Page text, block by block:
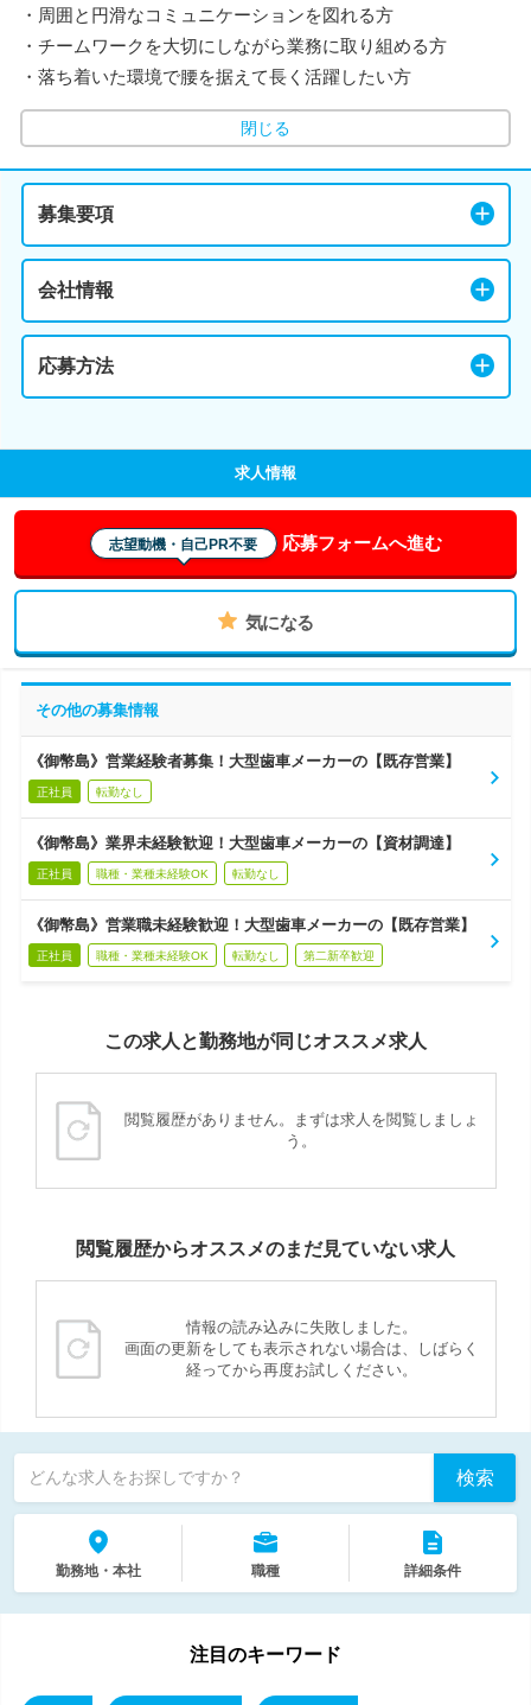
・周囲と円滑なコミュニケーションを図れる方
・チームワークを大切にしながら業務に取り組める方
・落ち着いた環境で腰を据えて長く活躍したい方
閉じる
募集要項
会社情報
応募方法
求人情報
志望動機・自己PR不要 応募フォームへ進む
気になる
その他の募集情報
《御幣島》営業経験者募集！大型歯車メーカーの【既存営業】
正社員 転勤なし
《御幣島》業界未経験歓迎！大型歯車メーカーの【資材調達】
正社員 職種・業種未経験OK 転勤なし
《御幣島》営業職未経験歓迎！大型歯車メーカーの【既存営業】
正社員 職種・業種未経験OK 転勤なし 第二新卒歓迎
この求人と勤務地が同じオススメ求人
閲覧履歴がありません。まずは求人を閲覧しましょ
う。
閲覧履歴からオススメのまだ見ていない求人
情報の読み込みに失敗しました。
画面の更新をしても表示されない場合は、しばらく
経ってから再度お試しください。
どんな求人をお探しですか？ 検索
勤務地・本社 職種 詳細条件
注目のキーワード